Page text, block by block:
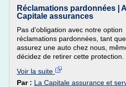
Réclamations pardonnées |
Capitale assurances
Pas d'obligation avec notre option
réclamations pardonnées, tant
assurez une auto chez nous,
décidez de retirer cette protection.
Voir la suite
Par : La Capitale assurance et